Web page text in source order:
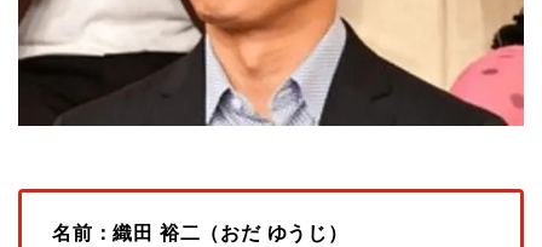
名前：織田 裕二（おだ ゆうじ）